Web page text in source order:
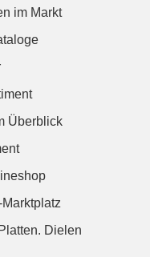
im Markt
Überblick
Dielen